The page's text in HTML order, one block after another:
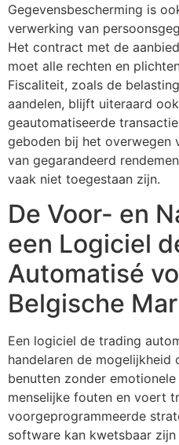
Gegevensbescherming is
verwerking van
Het contract met de
moet alle rechten en
Fiscaliteit, zoals de
aandelen, blijft uiteraard
geautomatiseerde
geboden bij het overwegen
van gegarandeerd
vaak niet toegestaan zijn.
De Voor- en
een Logiciel
Automatisé
Belgische
Een logiciel de trading
handelaren de
benutten zonder
menselijke fouten en voert
voorgeprogrammeerde
software kan kwetsbaar